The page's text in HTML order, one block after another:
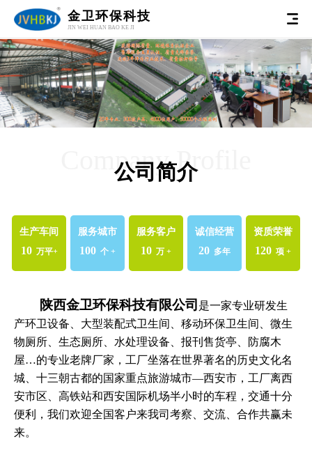
金卫环保科技
JIN WEI HUAN BAO KE JI
Company Profile
公司简介
生产车间
10 万平+
服务城市
100 个 +
服务客户
10 万 +
诚信经营
20 多年
资质荣誉
120 项 +
陕西金卫环保科技有限公司 是一家专业研发生
产环卫设备、大型装配式卫生间、移动环保卫生间、微生
物厕所、生态厕所、水处理设备、报刊售货亭、防腐木
屋…的专业老牌厂家，工厂坐落在世界著名的历史文化名
城、十三朝古都的国家重点旅游城市—西安市，工厂离西
安市区、高铁站和西安国际机场半小时的车程，交通十分
便利，我们欢迎全国客户来我司考察、交流、合作共赢未
来。